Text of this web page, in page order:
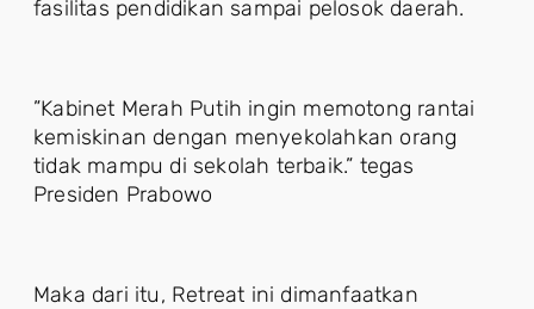
fasilitas pendidikan sampai pelosok daerah.
”Kabinet Merah Putih ingin memotong rantai
kemiskinan dengan menyekolahkan orang
tidak mampu di sekolah terbaik.” tegas
Presiden Prabowo
Maka dari itu, Retreat ini dimanfaatkan